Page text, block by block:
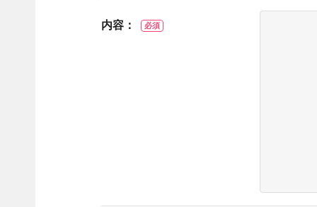
内容： 必須